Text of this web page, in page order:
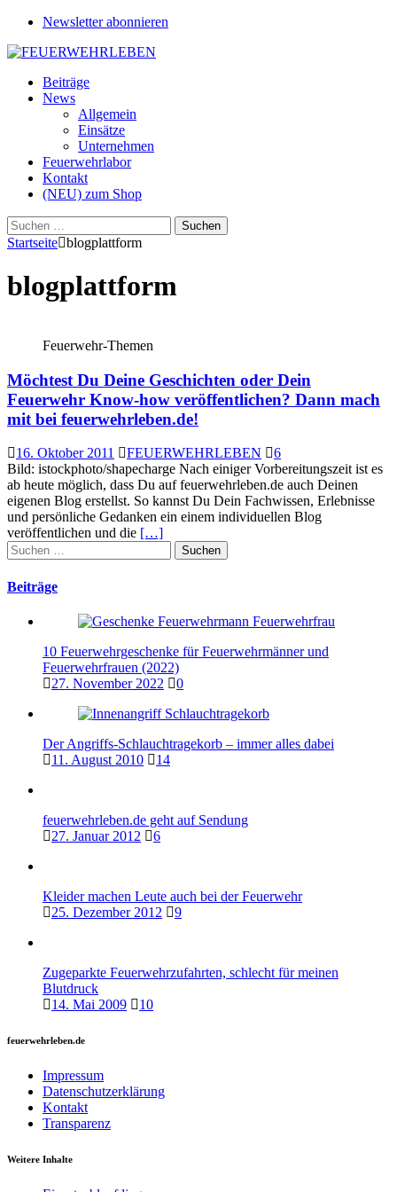
Newsletter abonnieren
Beiträge
News
Allgemein
Einsätze
Unternehmen
Feuerwehrlabor
Kontakt
(NEU) zum Shop
Suchen
nach:
Startseite blogplattform
blogplattform
Feuerwehr-Themen
Möchtest Du Deine Geschichten oder Dein
Feuerwehr Know-how veröffentlichen? Dann mach
mit bei feuerwehrleben.de!
16. Oktober 2011 FEUERWEHRLEBEN
6
Bild: istockphoto/shapecharge Nach einiger Vorbereitungszeit ist es
ab heute möglich, dass Du auf feuerwehrleben.de auch Deinen
eigenen Blog erstellst. So kannst Du Dein Fachwissen, Erlebnisse
und persönliche Gedanken ein einem individuellen Blog
veröffentlichen und die […]
Suchen
nach:
Beiträge
10 Feuerwehrgeschenke für Feuerwehrmänner und
Feuerwehrfrauen (2022)
27. November 2022
0
Der Angriffs-Schlauchtragekorb – immer alles dabei
11. August 2010
14
feuerwehrleben.de geht auf Sendung
27. Januar 2012
6
Kleider machen Leute auch bei der Feuerwehr
25. Dezember 2012
9
Zugeparkte Feuerwehrzufahrten, schlecht für meinen
Blutdruck
14. Mai 2009
10
feuerwehrleben.de
Impressum
Datenschutzerklärung
Kontakt
Transparenz
Weitere Inhalte